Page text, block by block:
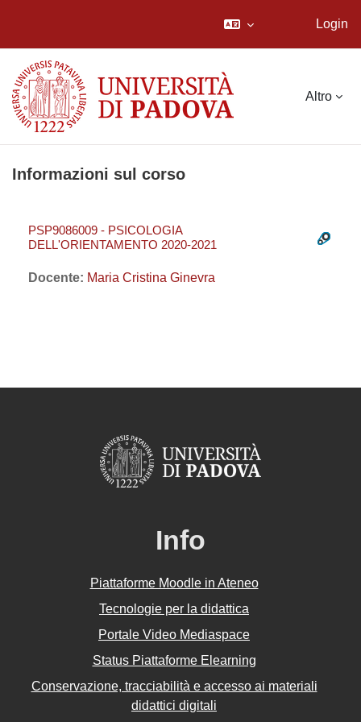
Login
Altro
Informazioni sul corso
PSP9086009 - PSICOLOGIA
DELL'ORIENTAMENTO 2020-2021
Docente: Maria Cristina Ginevra
Info
Piattaforme Moodle in Ateneo
Tecnologie per la didattica
Portale Video Mediaspace
Status Piattaforme Elearning
Conservazione, tracciabilità e accesso ai materiali
didattici digitali